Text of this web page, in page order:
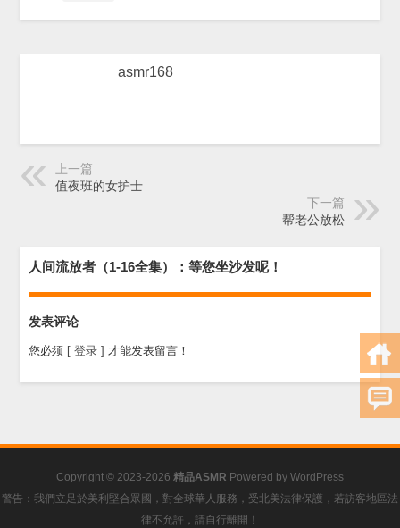
asmr168
上一篇
值夜班的女护士
下一篇
帮老公放松
人间流放者（1-16全集）：等您坐沙发呢！
发表评论
您必须 [ 登录 ] 才能发表留言！
Copyright © 2023-2026 精品ASMR Powered by WordPress
警告：我們立足於美利堅合眾國，對全球華人服務，受北美法律保護，若訪客地區法
律不允許，請自行離開！